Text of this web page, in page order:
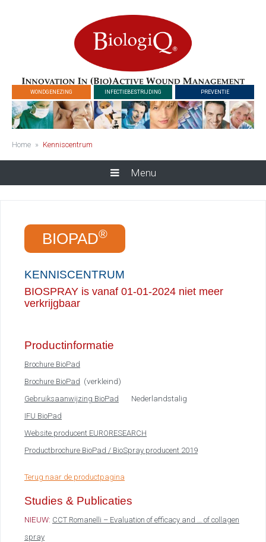
WONDGENEZING INFECTIEBESTRIJDING PREVENTIE
Home » Kenniscentrum
Menu
BIOPAD®
KENNISCENTRUM
BIOSPRAY is vanaf 01-01-2024 niet meer
verkrijgbaar
Productinformatie
Brochure BioPad
Brochure BioPad (verkleind)
Gebruiksaanwijzing BioPad Nederlandstalig
IFU BioPad
Website producent EURORESEARCH
Productbrochure BioPad / BioSpray producent 2019
Terug naar de productpagina
Studies & Publicaties
NIEUW: CCT Romanelli – Evaluation of efficacy and … of collagen
spray